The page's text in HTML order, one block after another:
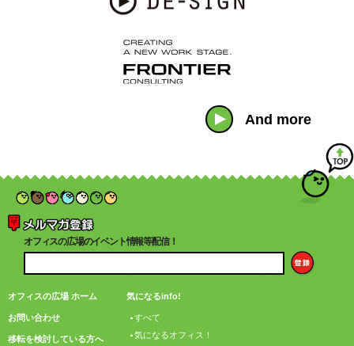
And more
オフィスの広場のイベント情報等配信！
オフィスの広場 ホーム
お問い合わせ
移転を検討している方へ
気になるinfo!
すべて
気になるオフィス！